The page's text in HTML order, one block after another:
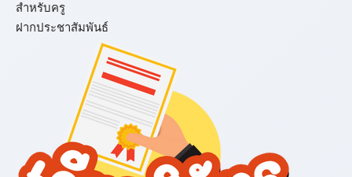
สำหรับครู
ฝากประชาสัมพันธ์